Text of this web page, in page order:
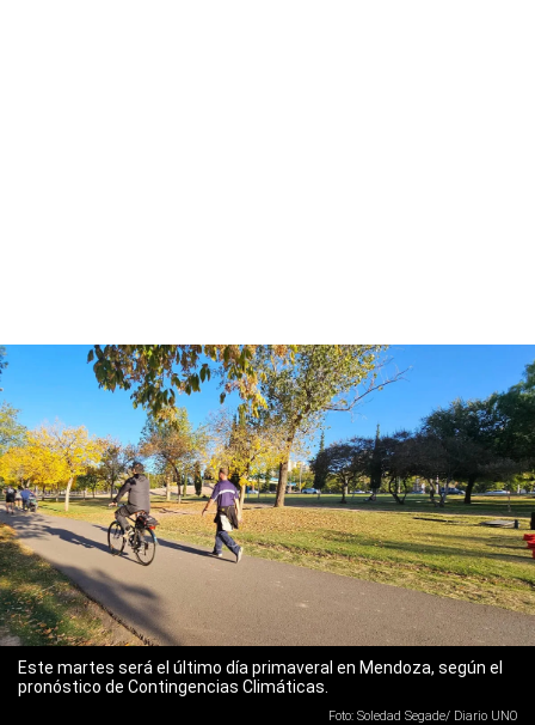
Este martes será el último día primaveral en Mendoza, según el
pronóstico de Contingencias Climáticas.
Foto: Soledad Segade/ Diario UNO